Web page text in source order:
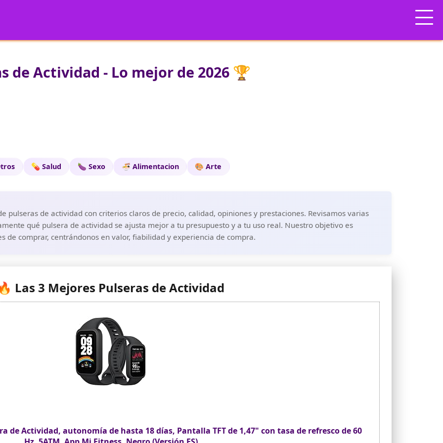
de Actividad - Lo mejor de 2026 🏆
💊 Salud 🍆 Sexo 🍜 Alimentacion 🎨 Arte
pulseras de actividad con criterios claros de precio, calidad, opiniones y prestaciones. Revisamos varias
qué pulsera de actividad se ajusta mejor a tu presupuesto y a tu uso real. Nuestro objetivo es
de comprar, centrándonos en valor, fiabilidad y experiencia de compra.
Las 3 Mejores Pulseras de Actividad
de Actividad, autonomía de hasta 18 días, Pantalla TFT de 1,47" con tasa de refresco de 60